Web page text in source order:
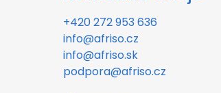
+420 272 953 636
info@afriso.cz
info@afriso.sk
podpora@afriso.cz